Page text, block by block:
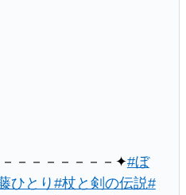
－－－－－－－✦#ぼ
ひとり#杖と剣の伝説#